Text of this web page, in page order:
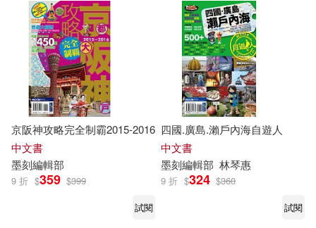
京阪神攻略完全制霸2015-2016
中文書
墨刻編輯部
9 折 $359 $399
試閱
四國.廣島.瀨戶內海自遊人
中文書
墨刻編輯部 林琴惠
9 折 $324 $360
試閱